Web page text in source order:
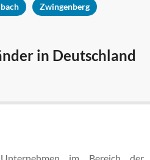
Zwingenberg
in Deutschland